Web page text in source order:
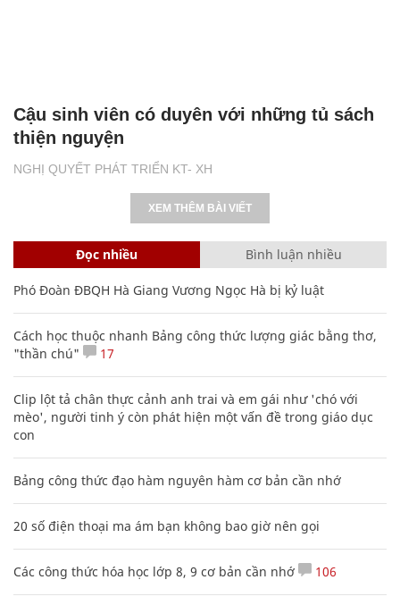
NGHỊ QUYẾT PHÁT TRIỂN KT- XH
Cậu sinh viên có duyên với những tủ sách
thiện nguyện
XEM THÊM BÀI VIẾT
Đọc nhiều Bình luận nhiều
Phó Đoàn ĐBQH Hà Giang Vương Ngọc Hà bị kỷ luật
Cách học thuộc nhanh Bảng công thức lượng giác bằng thơ,
"thần chú"
17
Clip lột tả chân thực cảnh anh trai và em gái như 'chó với
mèo', người tinh ý còn phát hiện một vấn đề trong giáo dục
con
Bảng công thức đạo hàm nguyên hàm cơ bản cần nhớ
20 số điện thoại ma ám bạn không bao giờ nên gọi
Các công thức hóa học lớp 8, 9 cơ bản cần nhớ 106